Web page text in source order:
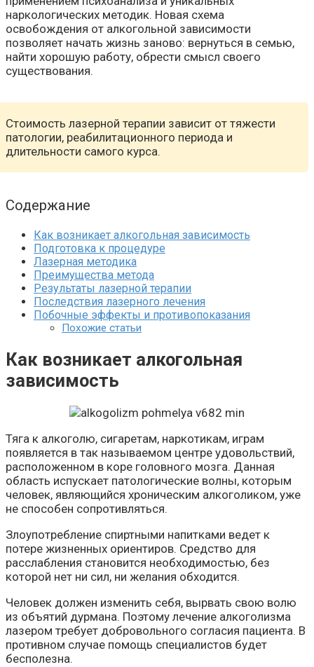
наркологических методик. Новая схема
освобождения от алкогольной зависимости
позволяет начать жизнь заново: вернуться в семью,
найти хорошую работу, обрести смысл своего
существования.
Стоимость лазерной терапии зависит от тяжести
патологии, реабилитационного периода и
длительности самого курса.
Содержание
Как возникает алкогольная зависимость
Подготовка к процедуре
Лазерная методика
Преимущества метода
Результаты лазерной терапии
Последствия лазерного лечения
Побочные эффекты и противопоказания
Похожие статьи
Как возникает алкогольная
зависимость
Тяга к алкоголю, сигаретам, наркотикам, играм
появляется в так называемом центре удовольствий,
расположенном в коре головного мозга. Данная
область испускает патологические волны, которым
человек, являющийся хроническим алкоголиком, уже
не способен сопротивляться.
Злоупотребление спиртными напитками ведет к
потере жизненных ориентиров. Средство для
расслабления становится необходимостью, без
которой нет ни сил, ни желания обходится.
Человек должен изменить себя, вырвать свою волю
из объятий дурмана. Поэтому лечение алкоголизма
лазером требует добровольного согласия пациента. В
противном случае помощь специалистов будет
бесполезна.